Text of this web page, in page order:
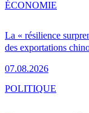
La « résilience
des exportations
07.08.2026
ÉCONOMIE
POLITIQUE